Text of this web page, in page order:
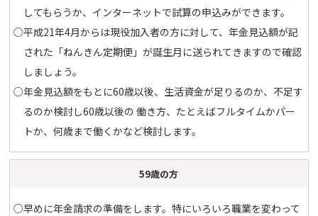
してもらうか、インターネットで試算の申込みができます。
○平成21年4月からは現役加入者の方に対して、年金見込額が記
された「ねんきん定期便」が誕生月に送られてきますので確認
しましょう。
○年金見込額をもとに60歳以後、生活資金が足りるのか、不足す
るのか検討し60歳以後の 働き方、たとえばフルタイムかパー
トか、何歳まで働くかなど検討します。
59歳の方
○早めに年金請求の準備をします。特にいろいろ職業を変わって